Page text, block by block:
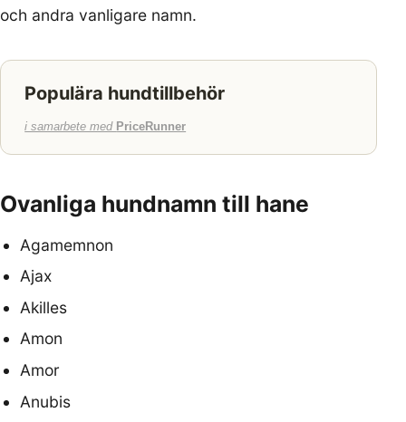
och andra vanligare namn.
Populära hundtillbehör
i samarbete med PriceRunner
Ovanliga hundnamn till hane
Agamemnon
Ajax
Akilles
Amon
Amor
Anubis